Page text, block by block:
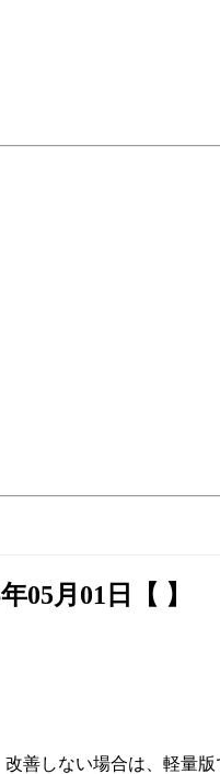
05月01日【 】
善しない場合は、軽量版